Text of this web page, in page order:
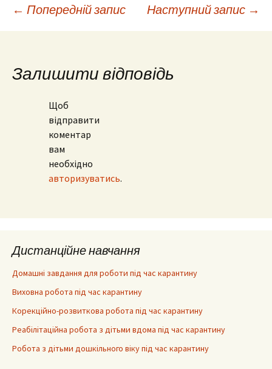
Навігація
запису
← Попередній запис Наступний запис →
Залишити відповідь
Щоб
відправити
коментар
вам
необхідно
авторизуватись.
Дистанційне навчання
Домашні завдання для роботи під час карантину
Виховна робота під час карантину
Корекційно-розвиткова робота під час карантину
Реабілітаційна робота з дітьми вдома під час карантину
Робота з дітьми дошкільного віку під час карантину